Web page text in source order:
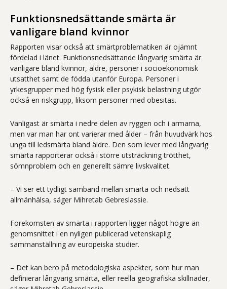
Funktionsnedsättande smärta är
vanligare bland kvinnor
Rapporten visar också att smärtproblematiken är ojämnt
fördelad i länet. Funktionsnedsättande långvarig smärta är
vanligare bland kvinnor, äldre, personer i socioekonomisk
utsatthet samt de födda utanför Europa. Personer i
yrkesgrupper med hög fysisk eller psykisk belastning utgör
också en riskgrupp, liksom personer med obesitas.
Vanligast är smärta i nedre delen av ryggen och i armarna,
men var man har ont varierar med ålder – från huvudvärk hos
unga till ledsmärta bland äldre. Den som lever med långvarig
smärta rapporterar också i större utsträckning trötthet,
sömnproblem och en generellt sämre livskvalitet.
– Vi ser ett tydligt samband mellan smärta och nedsatt
allmänhälsa, säger Mihretab Gebreslassie.
Förekomsten av smärta i rapporten ligger något högre än
genomsnittet i en nyligen publicerad vetenskaplig
sammanställning av europeiska studier.
– Det kan bero på metodologiska aspekter, som hur man
definierar långvarig smärta, eller reella geografiska skillnader,